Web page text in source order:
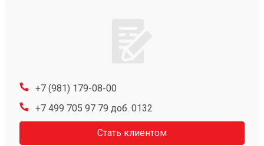
+7 (981) 179-08-00
+7 499 705 97 79 доб. 0132
Стать клиентом